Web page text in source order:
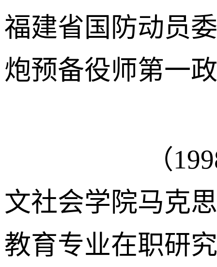
福建省国防动员
炮预备役师第一
（1998－
文社会学院马克
教育专业在职研